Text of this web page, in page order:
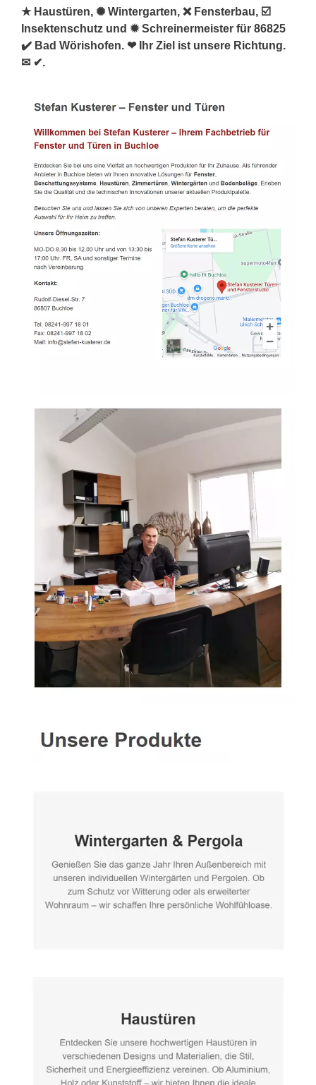
★ Haustüren, ✺ Wintergarten, ❌ Fensterbau, ☑️
Insektenschutz und ✹ Schreinermeister für 86825
✔️ Bad Wörishofen. ❤ Ihr Ziel ist unsere Richtung.
✉ ✔.